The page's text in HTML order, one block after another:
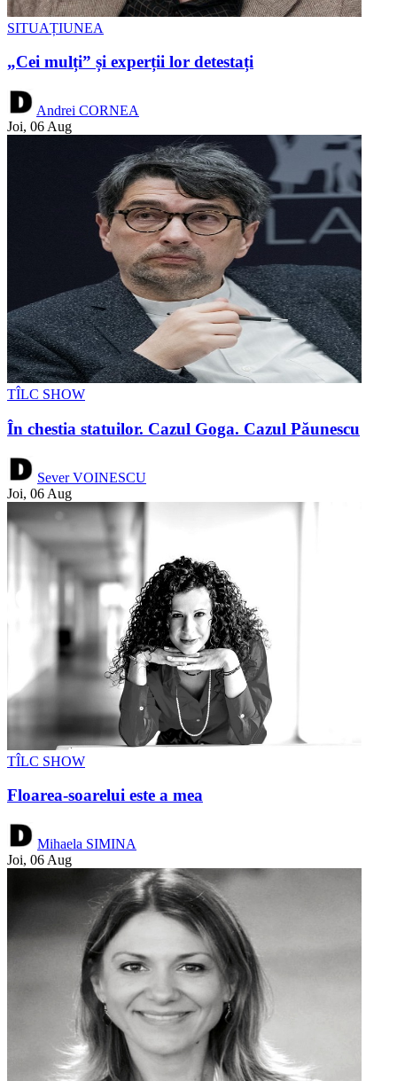
SITUAȚIUNEA
„Cei mulți” și experții lor detestați
Andrei CORNEA
Joi, 06 Aug
TÎLC SHOW
În chestia statuilor. Cazul Goga. Cazul Păunescu
Sever VOINESCU
Joi, 06 Aug
TÎLC SHOW
Floarea-soarelui este a mea
Mihaela SIMINA
Joi, 06 Aug